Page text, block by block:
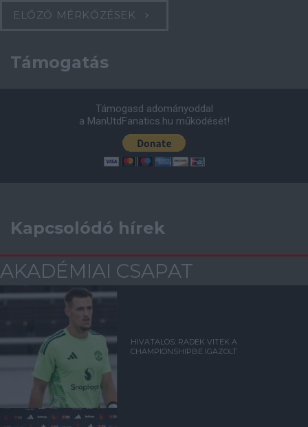
ELŐZŐ MÉRKŐZÉSEK
Támogatás
Támogasd adományoddal
a ManUtdFanatics.hu működését!
Kapcsolódó hírek
AKADÉMIAI CSAPAT
HIVATALOS: RADEK VITEK A
CHAMPIONSHIPBE IGAZOLT